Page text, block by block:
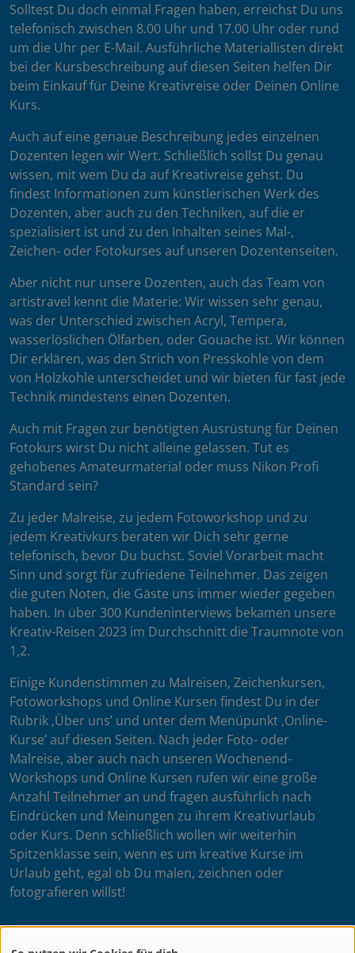
Solltest Du doch einmal Fragen haben, erreichst Du uns
telefonisch zwischen 8.00 Uhr und 17.00 Uhr oder rund
um die Uhr per E-Mail. Ausführliche Materiallisten direkt
bei der Kursbeschreibung auf diesen Seiten helfen Dir
beim Einkauf für Deine Kreativreise oder Deinen Online
Kurs.
Auch auf eine genaue Beschreibung jedes einzelnen
Dozenten legen wir Wert. Schließlich sollst Du genau
wissen, mit wem Du da auf Kreativreise gehst. Du
findest Informationen zum künstlerischen Werk des
Dozenten, aber auch zu den Techniken, auf die er
spezialisiert ist und zu den Inhalten seines Mal-,
Zeichen- oder Fotokurses auf unseren Dozentenseiten.
Aber nicht nur unsere Dozenten, auch das Team von
artistravel kennt die Materie: Wir wissen sehr genau,
was der Unterschied zwischen Acryl, Tempera,
wasserlöslichen Ölfarben, oder Gouache ist. Wir können
Dir erklären, was den Strich von Presskohle von dem
von Holzkohle unterscheidet und wir bieten für fast jede
Technik mindestens einen Dozenten.
Auch mit Fragen zur benötigten Ausrüstung für Deinen
Fotokurs wirst Du nicht alleine gelassen. Tut es
gehobenes Amateurmaterial oder muss Nikon Profi
Standard sein?
Zu jeder Malreise, zu jedem Fotoworkshop und zu
jedem Kreativkurs beraten wir Dich sehr gerne
telefonisch, bevor Du buchst. Soviel Vorarbeit macht
Sinn und sorgt für zufriedene Teilnehmer. Das zeigen
die guten Noten, die Gäste uns immer wieder gegeben
haben. In über 300 Kundeninterviews bekamen unsere
Kreativ-Reisen 2023 im Durchschnitt die Traumnote von
1,2.
Einige Kundenstimmen zu Malreisen, Zeichenkursen,
Fotoworkshops und Online Kursen findest Du in der
Rubrik ‚Über uns’ und unter dem Menüpunkt ‚Online-
Kurse’ auf diesen Seiten. Nach jeder Foto- oder
Malreise, aber auch nach unseren Wochenend-
Workshops und Online Kursen rufen wir eine große
Anzahl Teilnehmer an und fragen ausführlich nach
Eindrücken und Meinungen zu ihrem Kreativurlaub
oder Kurs. Denn schließlich wollen wir weiterhin
Spitzenklasse sein, wenn es um kreative Kurse im
Urlaub geht, egal ob Du malen, zeichnen oder
fotografieren willst!